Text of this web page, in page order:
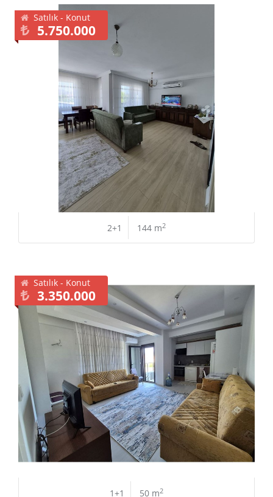
Satılık - Konut
5.750.000
2+1 144 m2
Satılık - Konut
3.350.000
1+1 50 m2